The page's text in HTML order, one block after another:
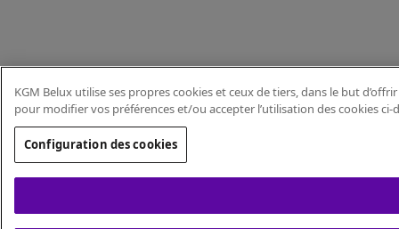
KGM Belux utilise ses propres cookies et ceux de tiers, dans le but
pour modifier vos préférences et/ou accepter l’utilisation des cookies
Configuration des cookies